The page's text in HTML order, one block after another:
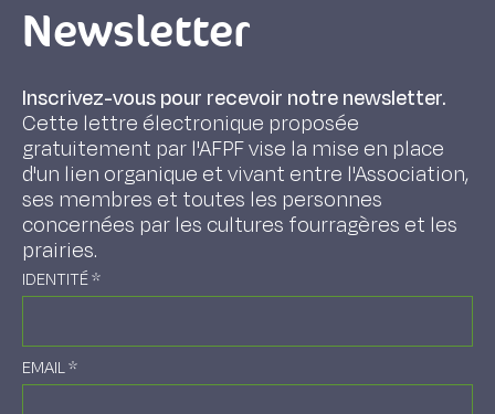
Newsletter
Inscrivez-vous pour recevoir notre newsletter.
Cette lettre électronique proposée
gratuitement par l'AFPF vise la mise en place
d'un lien organique et vivant entre l'Association,
ses membres et toutes les personnes
concernées par les cultures fourragères et les
prairies.
IDENTITÉ*
EMAIL*